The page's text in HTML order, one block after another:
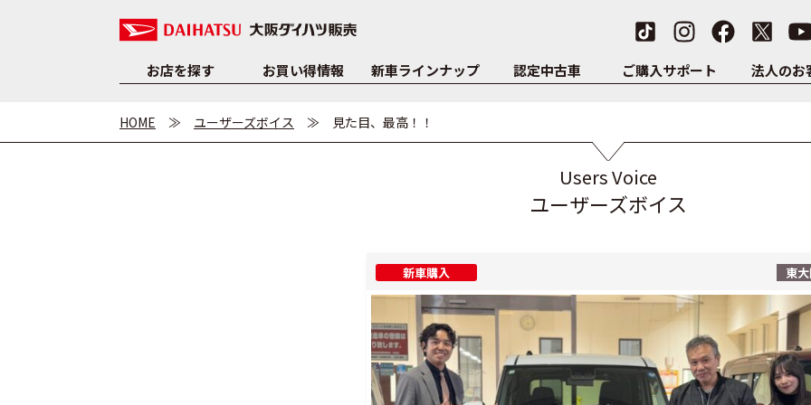
お店を探す お買い得情報 新車ラインナップ 認定中古車 ご購入サポート 法人のお
HOME ユーザーズボイス 見た目、最高！！
Users Voice
ユーザーズボイス
新車購入 東